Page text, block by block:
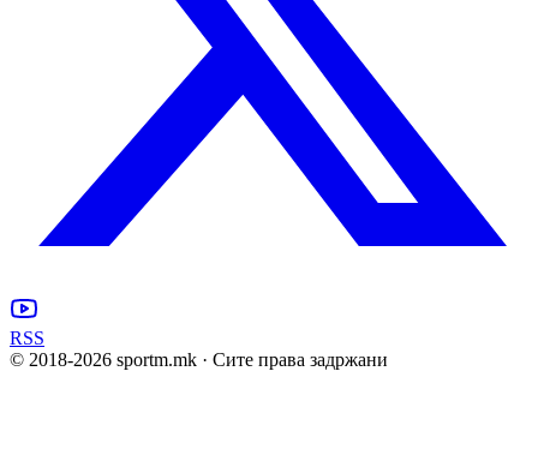
RSS
© 2018-2026 sportm.mk · Сите права задржани